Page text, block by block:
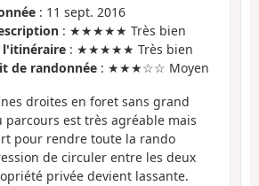
: 11 sept. 2016
: ★★★★★ Très bien
l'itinéraire : ★★★★★ Très bien
de randonnée : ★★★☆☆ Moyen
droites en foret sans grand
parcours est très agréable mais
pour rendre toute la rando
de circuler entre les deux
privée devient lassante.